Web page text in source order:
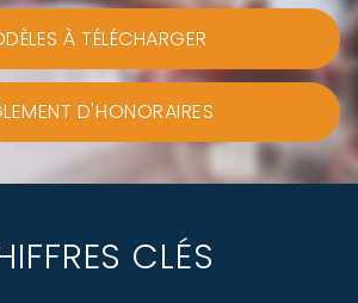
À TÉLÉCHARGER
D'HONORAIRES
CLÉS